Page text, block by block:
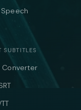
SUBTITLES